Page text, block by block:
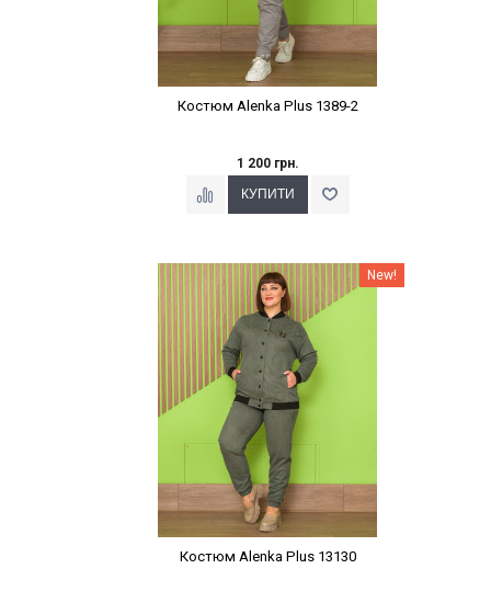
Костюм Alenka Plus 1389-2
1 200 грн.
Наклейки Варіант з % New!
Костюм Alenka Plus 13130